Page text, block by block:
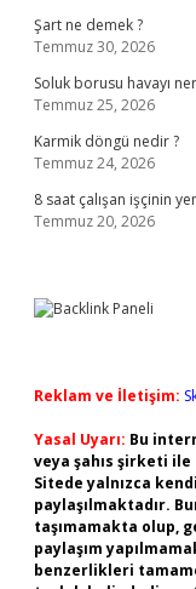
Şart ne demek ?
Temmuz 30, 2026
Soluk borusu havayı
Temmuz 25, 2026
Karmik döngü nedir ?
Temmuz 24, 2026
8 saat çalışan işçinin
Temmuz 20, 2026
Reklam ve İletişim:
Yasal Uyarı: Bu
veya şahıs şirketi
Sitede yalnızca
paylaşılmaktadır.
taşımamakta olup,
paylaşım
benzerlikleri